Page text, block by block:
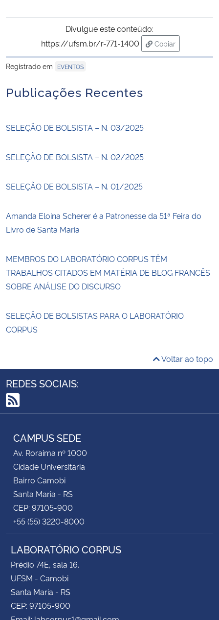
Divulgue este conteúdo:
https://ufsm.br/r-771-1400
Copiar
para área de
Registrado em
EVENTOS
Publicações Recentes
SELEÇÃO DE BOLSISTA – N. 03/2025
SELEÇÃO DE BOLSISTA – N. 02/2025
SELEÇÃO DE BOLSISTA – N. 01/2025
Amanda Eloina Scherer é a Patronesse da 51ª Feira do
Livro de Santa Maria
MEMBROS DO LABORATÓRIO CORPUS TÊM
TRABALHOS CITADOS EM MATÉRIA DE BLOG FRANCÊS
SOBRE ANÁLISE DO DISCURSO
SELEÇÃO DE BOLSISTAS PARA O LABORATÓRIO
CORPUS
Voltar ao topo
REDES SOCIAIS:
RSS
CAMPUS SEDE
Av. Roraima nº 1000
Cidade Universitária
Bairro Camobi
Santa Maria - RS
CEP: 97105-900
+55 (55) 3220-8000
LABORATÓRIO CORPUS
Prédio 74E, sala 16.
UFSM - Camobi
Santa Maria - RS
CEP: 97105-900